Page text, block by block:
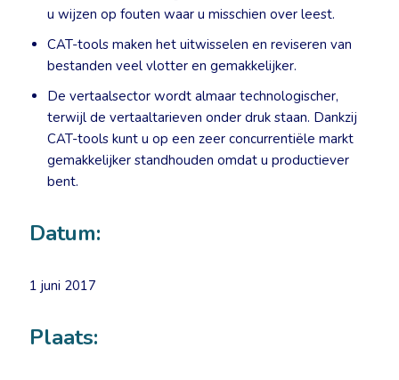
u wijzen op fouten waar u misschien over leest.
CAT-tools maken het uitwisselen en reviseren van
bestanden veel vlotter en gemakkelijker.
De vertaalsector wordt almaar technologischer,
terwijl de vertaaltarieven onder druk staan. Dankzij
CAT-tools kunt u op een zeer concurrentiële markt
gemakkelijker standhouden omdat u productiever
bent.
Datum:
1 juni 2017
Plaats: